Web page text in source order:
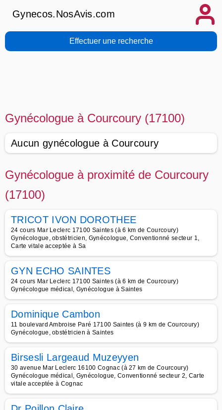
Gynecos.NosAvis.com
Effectuer une recherche
Gynécologue à Courcoury (17100)
Aucun gynécologue à Courcoury
Gynécologue à proximité de Courcoury
(17100)
TRICOT IVON DOROTHEE
24 cours Mar Leclerc 17100 Saintes (à 6 km de Courcoury)
Gynécologue, obstétricien, Gynécologue, Conventionné secteur 1,
Carte vitale acceptée à Sa
GYN ECHO SAINTES
24 cours Mar Leclerc 17100 Saintes (à 6 km de Courcoury)
Gynécologue médical, Gynécologue à Saintes
Dominique Cambon
11 boulevard Ambroise Paré 17100 Saintes (à 9 km de Courcoury)
Gynécologue, obstétricien à Saintes
Birsesli Largeaud Muzeyyen
30 avenue Mar Leclerc 16100 Cognac (à 27 km de Courcoury)
Gynécologue médical, Gynécologue, Conventionné secteur 2, Carte
vitale acceptée à Cognac